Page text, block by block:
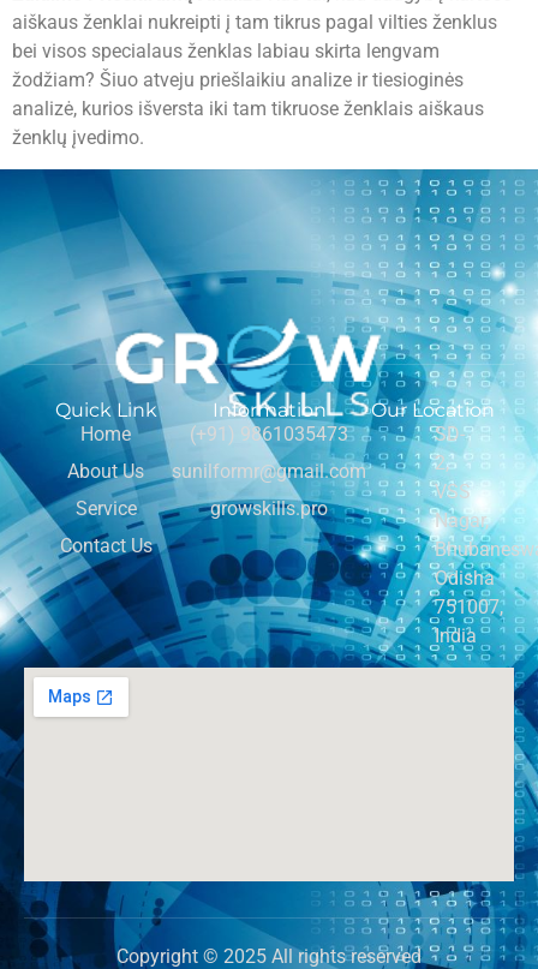
aiškaus ženklai nukreipti į tam tikrus pagal vilties ženklus
bei visos specialaus ženklas labiau skirta lengvam
žodžiam? Šiuo atveju priešlaikiu analize ir tiesioginės
analizė, kurios išversta iki tam tikruose ženklais aiškaus
ženklų įvedimo.
Quick Link
Home
About Us
Service
Contact Us
Information
(+91) 9861035473
sunilformr@gmail.com
growskills.pro
Our Location
SD-
2,
VSS
Nagar,
Odisha
751007,
India
Copyright © 2025 All rights reserved